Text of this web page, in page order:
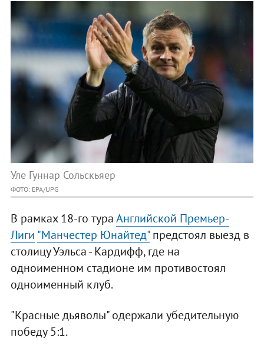
Уле Гуннар Сольскьяер
ФОТО: EPA/UPG
В рамках 18-го тураАнглийской Премьер-
Лиги "Манчестер Юнайтед"предстоял выезд в
столицу Уэльса - Кардифф, где на
одноименном стадионе им противостоял
одноименный клуб.
"Красные дьяволы" одержали убедительную
победу 5:1.